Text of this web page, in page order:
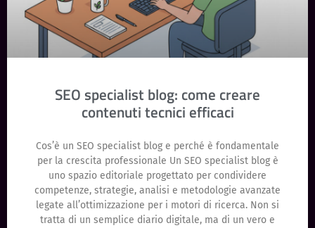
SEO specialist blog: come creare
contenuti tecnici efficaci
Cos’è un SEO specialist blog e perché è fondamentale
per la crescita professionale Un SEO specialist blog è
uno spazio editoriale progettato per condividere
competenze, strategie, analisi e metodologie avanzate
legate all’ottimizzazione per i motori di ricerca. Non si
tratta di un semplice diario digitale, ma di un vero e